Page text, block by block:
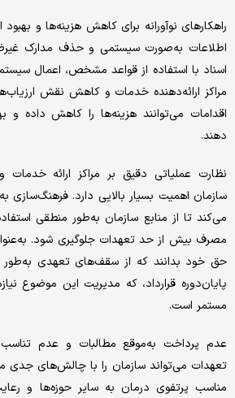
راهکارهای نوآورانه برای کاهش هزینه‌ها و
اطلاعات به‌صورت سیستمی و حذف مدارک
اسناد با استفاده از قواعد مشخص، اعمال
مراکز ارائه‌دهنده خدمات و کاهش نقش
اقدامات می‌توانند هزینه‌ها را کاهش داده و
دهند.
نظارت عملیاتی دقیق بر مراکز ارائه
سازمان اهمیت بسیار بالایی دارد. فرهنگ‌سازی
می‌کند تا از منابع سازمان به‌طور منطقی
مصرف بیش از حد تعهدات جلوگیری شود.
حق خود بدانند که از سقف‌های تعهدی به‌طور
پایان‌دوره قرارداد، که مدیریت این موضوع
مستمر است.
عدم پرداخت به‌موقع مطالبات و عدم تناسب
تعهدات می‌تواند سازمان را با چالش‌های جدی
مناسب پرتفوی درمان به سایر حوزه‌ها و